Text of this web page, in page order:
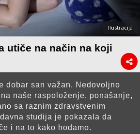
Ilustracija
utiče na način na koji
dobar san važan. Nedovoljno
naše raspoloženje, ponašanje,
sa raznim zdravstvenim
studija je pokazala da
i na to kako hodamo.